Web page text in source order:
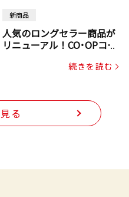
新商品
人気のロングセラー商品が
リニューアル！CO･OPコー
続きを読む
る